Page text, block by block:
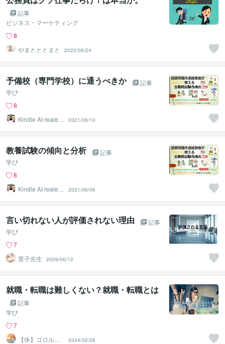
記事
ビジネス・マーケティング
8
やまとととまと
2022/06/24
予備校（専門学校）に通うべきか
記事
学び
8
Kindle AI realest
2021/06/10
教養試験の傾向と分析
記事
学び
8
Kindle AI realest
2021/06/06
言い切れない人が評価されない理由
記事
学び
7
景子先生
2026/06/12
就職・転職は難しくない？就職・転職とは
記事
学び
7
【休】ゴロル～
2024/02/26